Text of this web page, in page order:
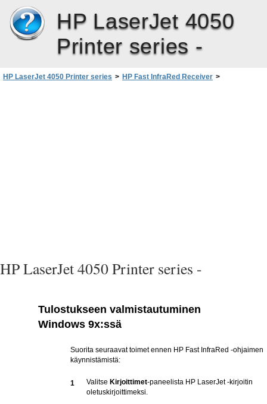
HP LaserJet 4050
Printer series -
HP LaserJet 4050 Printer series > HP Fast InfraRed Receiver >
HP LaserJet 4050 Printer series -
Tulostukseen valmistautuminen
Windows 9x:ssä
Suorita seuraavat toimet ennen HP Fast InfraRed -ohjaimen
käynnistämistä:
1 Valitse Kirjoittimet-paneelista HP LaserJet -kirjoitin
oletuskirjoittimeksi.